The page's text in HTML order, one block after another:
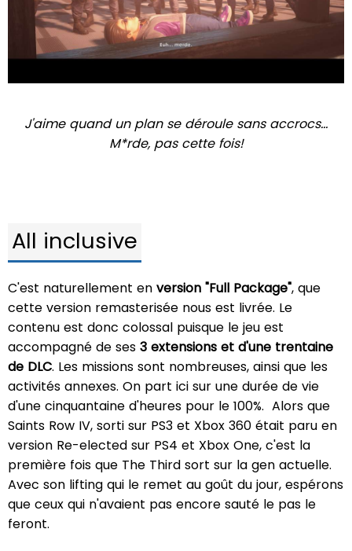
J'aime quand un plan se déroule sans accrocs...
M*rde, pas cette fois!
All inclusive
C'est naturellement en version "Full Package", que
cette version remasterisée nous est livrée. Le
contenu est donc colossal puisque le jeu est
accompagné de ses 3 extensions et d'une trentaine
de DLC. Les missions sont nombreuses, ainsi que les
activités annexes. On part ici sur une durée de vie
d'une cinquantaine d'heures pour le 100%. Alors que
Saints Row IV, sorti sur PS3 et Xbox 360 était paru en
version Re-elected sur PS4 et Xbox One, c'est la
première fois que The Third sort sur la gen actuelle.
Avec son lifting qui le remet au goût du jour, espérons
que ceux qui n'avaient pas encore sauté le pas le
feront.